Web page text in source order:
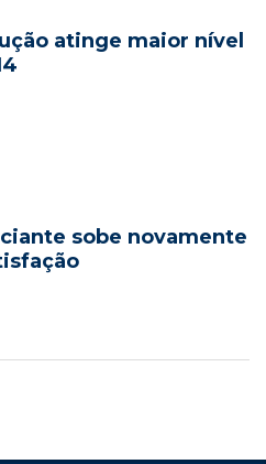
atinge maior nível
sobe novamente